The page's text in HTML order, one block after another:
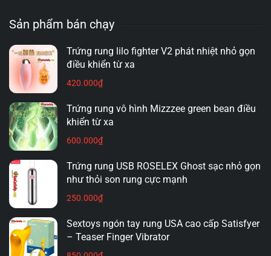
DẠNG.
Sản phẩm bán chạy
Trứng rung lilo fighter V2 phát nhiệt nhỏ gọn
điều khiển từ xa
420.000₫
Trứng rung vô hình Mizzzee green bean điều
khiển từ xa
600.000₫
Trứng rung USB ROSELEX Ghost sạc nhỏ gọn
như thỏi son rung cực mạnh
250.000₫
Sextoys ngón tay rung USA cao cấp Satisfyer
– Teaser Finger Vibrator